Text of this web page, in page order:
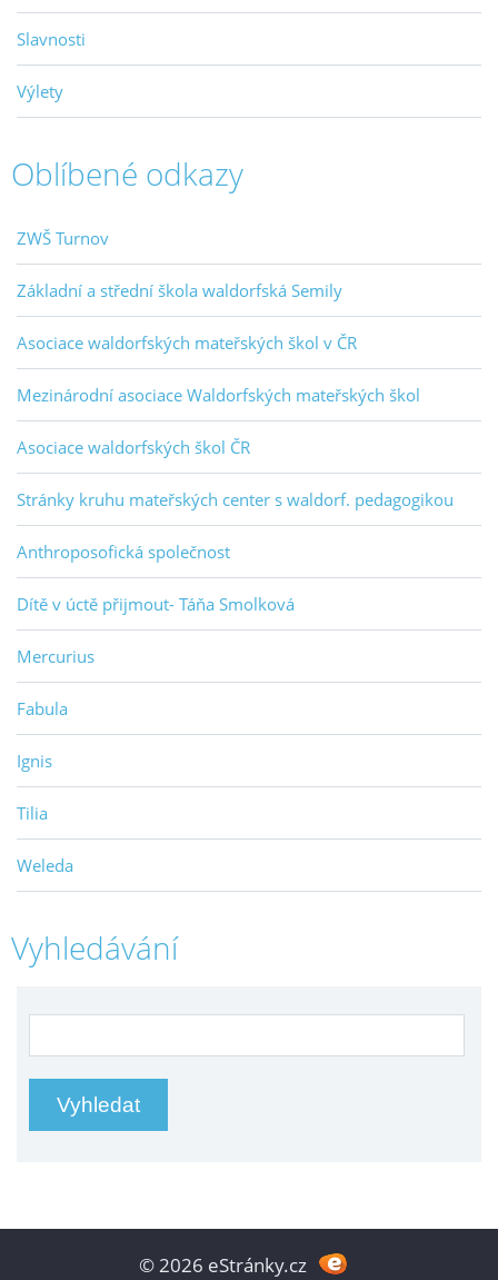
Slavnosti
Výlety
Oblíbené odkazy
ZWŠ Turnov
Základní a střední škola waldorfská Semily
Asociace waldorfských mateřských škol v ČR
Mezinárodní asociace Waldorfských mateřských škol
Asociace waldorfských škol ČR
Stránky kruhu mateřských center s waldorf. pedagogikou
Anthroposofická společnost
Dítě v úctě přijmout- Táňa Smolková
Mercurius
Fabula
Ignis
Tilia
Weleda
Vyhledávání
© 2026 eStránky.cz